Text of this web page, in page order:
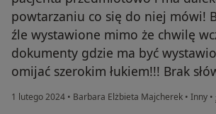
powtarzaniu co się do niej mówi!
źle wystawione mimo że chwilę
dokumenty gdzie ma być
omijać szerokim łukiem!!! Brak
1 lutego 2024 • Barbara Elżbieta Majcherek • Inny •